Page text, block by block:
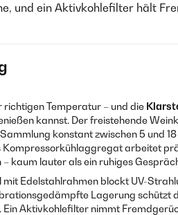
und ein Aktivkohlefilter hält
Temperatur – und die
kannst. Der freistehende
konstant zwischen 5 und 18
arbeitet
kaum lauter als ein ruhiges
Edelstahlrahmen blockt UV-
Lagerung schützt
Aktivkohlefilter nimmt